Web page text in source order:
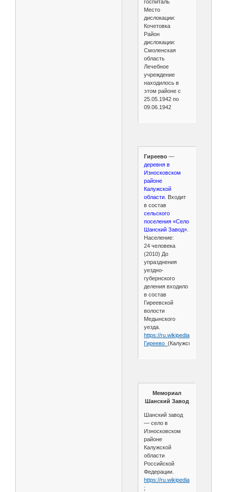
госпиталь
Место
дислокации:
Кочетовка
Район
дислокации:
Смоленская
область
Лечебное
учреждение
находилось в
этом районе с
25.05.1942 по
09.06.1942
Гиреево —
деревня в
Износковском
районе
Калужской
области.
Входит
в состав
сельского
поселения «Село
Шанский Завод».
Население:
24 человека
(2010) До
упразднения
уездно-
губернского
деления входило
в состав
Гиреевской
волости
Медынского
уезда.
https://ru.wikipedia.org/wiki/
Гиреево_ (Калужская_область)
Мемориал
Шанский Завод
Шанский завод
— село в
Износковском
районе
Калужской
области
Российской
Федерации.
https://ru.wikipedia.org/wiki....Eд
;